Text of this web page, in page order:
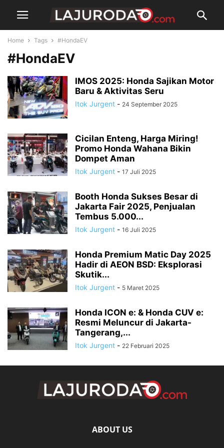
Home Tags #HondaEV
#HondaEV
IMOS 2025: Honda Sajikan Motor
Baru & Aktivitas Seru
Itok Jurgent - 24 September 2025
Cicilan Enteng, Harga Miring!
Promo Honda Wahana Bikin
Dompet Aman
Itok Jurgent - 17 Juli 2025
Booth Honda Sukses Besar di
Jakarta Fair 2025, Penjualan
Tembus 5.000...
Itok Jurgent - 16 Juli 2025
Honda Premium Matic Day 2025
Hadir di AEON BSD: Eksplorasi
Skutik...
Itok Jurgent - 5 Maret 2025
Honda ICON e: & Honda CUV e:
Resmi Meluncur di Jakarta-
Tangerang,...
Itok Jurgent - 22 Februari 2025
ABOUT US